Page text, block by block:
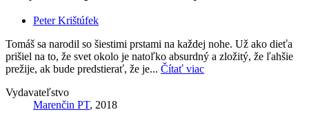
Peter Krištúfek
Tomáš sa narodil so šiestimi prstami na každej nohe. Už ako dieťa
prišiel na to, že svet okolo je natoľko absurdný a zložitý, že ľahšie
prežije, ak bude predstierať, že je... Čítať viac
Vydavateľstvo
Marenčin PT, 2018